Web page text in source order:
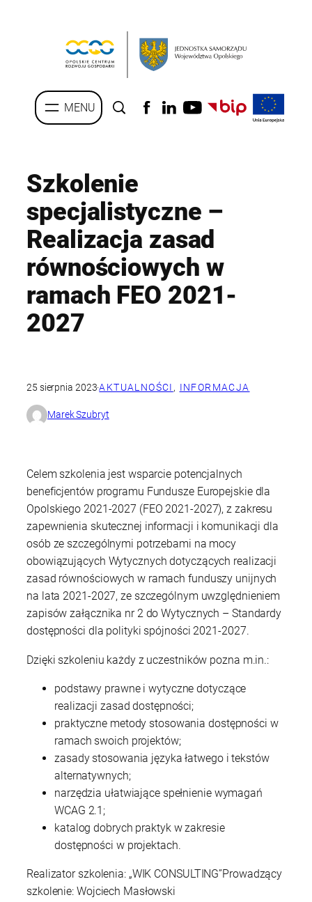
Szkolenie
specjalistyczne –
Realizacja zasad
równościowych w
ramach FEO 2021-
2027
25 sierpnia 2023·AKTUALNOŚCI , INFORMACJA
Marek Szubryt
Celem szkolenia jest wsparcie potencjalnych
beneficjentów programu Fundusze Europejskie dla
Opolskiego 2021-2027 (FEO 2021-2027), z zakresu
zapewnienia skutecznej informacji i komunikacji dla
osób ze szczególnymi potrzebami na mocy
obowiązujących Wytycznych dotyczących realizacji
zasad równościowych w ramach funduszy unijnych
na lata 2021-2027, ze szczególnym uwzględnieniem
zapisów załącznika nr 2 do Wytycznych – Standardy
dostępności dla polityki spójności 2021-2027.
Dzięki szkoleniu każdy z uczestników pozna m.in.:
podstawy prawne i wytyczne dotyczące
realizacji zasad dostępności;
praktyczne metody stosowania dostępności w
ramach swoich projektów;
zasady stosowania języka łatwego i tekstów
alternatywnych;
narzędzia ułatwiające spełnienie wymagań
WCAG 2.1;
katalog dobrych praktyk w zakresie
dostępności w projektach.
Realizator szkolenia: „WIK CONSULTING”Prowadzący
szkolenie: Wojciech Masłowski